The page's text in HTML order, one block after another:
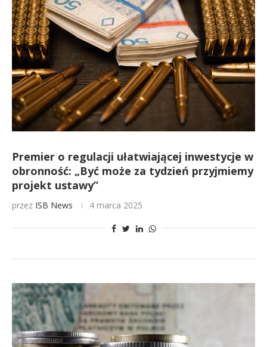
Premier o regulacji ułatwiającej inwestycje w
obronność: „Być może za tydzień przyjmiemy
projekt ustawy”
przez ISB News 4 marca 2025